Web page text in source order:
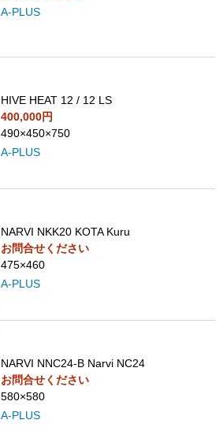
A-PLUS
HIVE HEAT 12 / 12 LS
400,000円
490×450×750
A-PLUS
NARVI NKK20 KOTA Kuru
お問合せください
475×460
A-PLUS
NARVI NNC24-B Narvi NC24
お問合せください
580×580
A-PLUS